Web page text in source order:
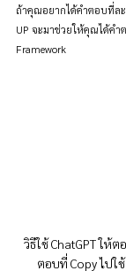
ถ้าคุณอยากได้คำตอบที่ละ
UP จะมาช่วยให้คุณได้คำ
Framework
วิธีใช้ ChatGPT ให้
ตอบที่ Copy ไปใ